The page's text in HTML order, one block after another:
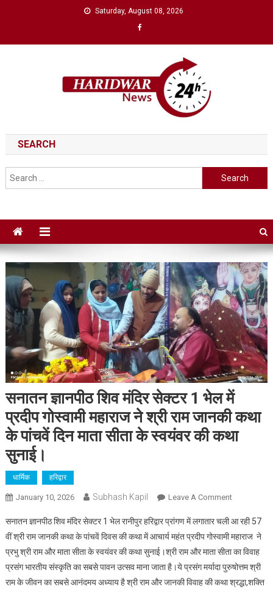
Saturday, August 08, 2026
Haridwar News 24
SEARCH
Search
for:
सनातन ज्ञानपीठ शिव मंदिर सेक्टर 1 भेल में
प्रदीप गोस्वामी महाराज ने श्री राम जानकी कथा
के पांचवें दिन माता सीता के स्वयंवर की कथा
सुनाई।
धार्मिक हरिद्वार
January 10, 2026 Subhash Kapil Leave A CommentOn
ज्ञानपीठ
शिव
मंदिर
सेक्टर
1
सनातन ज्ञानपीठ शिव मंदिर सेक्टर 1 भेल रानीपुर हरिद्वार प्रांगण में लगातार चली आ रही 57
वीं श्री राम जानकी कथा के पांचवें दिवस की कथा में आचार्य महंत प्रदीप गोस्वामी महाराज ने
प्रभु श्री राम और माता सीता के स्वयंवर की कथा सुनाई।श्री राम और माता सीता का विवाह
प्रसंग भारतीय संस्कृति का सबसे पावन उत्सव माना जाता है।ये प्रसंग मर्यादा पुरुषोत्तम श्री
राम के जीवन का सबसे आनंदमय अध्याय है श्री राम और जानकी विवाह की कथा श्रद्धा,शक्ति